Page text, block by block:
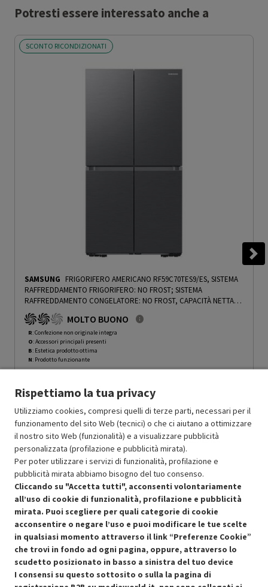
Potresti essere interessato anche a
SCONTO RICONDIZIONATI
SAMSUNG FRIGORIFERO AMERICANO RF59C70TES9/ES, SISTEMA
RAFFREDDAMENTO FRIGORIFERO: NO FROST; SISTEMA
RAFFREDDAMENTO CONGELATORE: NO FROST, CAPACITÀ NETTA
TOTALE 649 L, RUMOROSITÀ: 36 DB(A), LAN WIRELESS, DIMENSIONI:
L 91,2 CM A 177,9 CM P 72,3 CM, METAL INOX, CLASSE E - PRMG
GRADING ROBN - 10%-PRMG GRADING ROBN - 10%
MOLTO BUONO
R: Confezione non originale integra
O: Accessori principali presenti
B: Estetica prodotto ottima
N: Prodotto funzionante
Ricondizionato Prezzo ridotto da
2622.84a-50%
In Promozione 1311.42
Aggiungi al carrello
SCONTO RICONDIZIONATI
Approfitta dello sconto del 50% sul prodotto ricondizionato.
Condizioni generali di vendita
Rispettiamo la tua privacy
Utilizziamo cookies, compresi quelli di terze parti, necessari per il
funzionamento del sito Web (tecnici) o che ci aiutano a ottimizzare
il nostro sito Web (funzionalità) e a visualizzare pubblicità
personalizzata (profilazione e pubblicità mirata).
Per poter utilizzare i servizi di funzionalità, profilazione e
pubblicità mirata abbiamo bisogno del tuo consenso.
Cliccando su "Accetta tutti", acconsenti volontariamente
all’uso di cookie di funzionalità, profilazione e pubblicità
mirata. Puoi scegliere per quali categorie di cookie
acconsentire o negare l’uso e puoi modificare le tue scelte
in qualsiasi momento attraverso il link “Preferenze Cookie”
che trovi in fondo ad ogni pagina, oppure, attraverso lo
scudetto posizionato in basso a sinistra del tuo device
I consensi su questo sottosito o sulla la pagina di